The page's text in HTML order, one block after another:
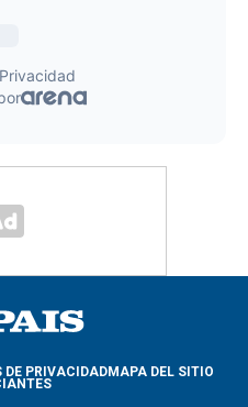
PRIVACIDADMAPA DEL SITIO